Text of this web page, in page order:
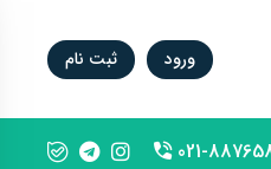
ورود ثبت نام
phone-2 021-